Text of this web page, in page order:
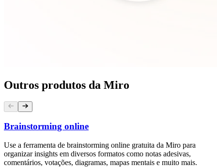
Outros produtos da Miro
Brainstorming online
Use a ferramenta de brainstorming online gratuita da Miro para
organizar insights em diversos formatos como notas adesivas,
comentários, votações, diagramas, mapas mentais e muito mais.